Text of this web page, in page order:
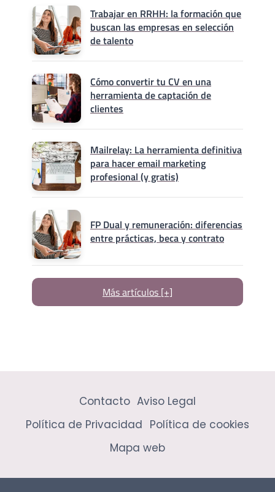
Trabajar en RRHH: la formación que
buscan las empresas en selección
de talento
Cómo convertir tu CV en una
herramienta de captación de
clientes
Mailrelay: La herramienta definitiva
para hacer email marketing
profesional (y gratis)
FP Dual y remuneración: diferencias
entre prácticas, beca y contrato
Más artículos [+]
Contacto Aviso Legal
Política de Privacidad Política de cookies
Mapa web